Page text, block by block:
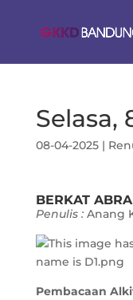
Selasa,
08-04-2025|
BERKAT
Penulis : Anang
Pembacaan